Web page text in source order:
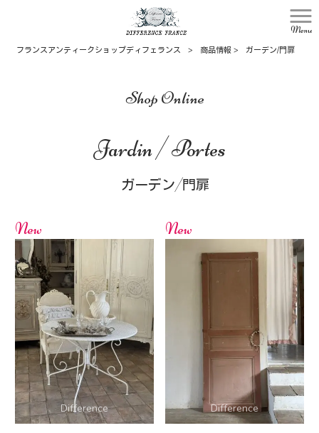
Menu
フランスアンティークショップディフェランス > 商品情報 > ガーデン/門扉
Shop Online
Jardin / Portes
ガーデン/門扉
New New